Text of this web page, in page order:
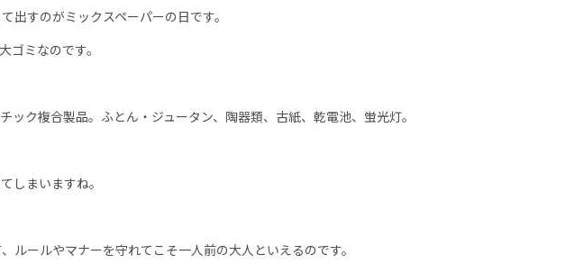
出すのがミックスペーパーの日です。
ゴミなのです。
ク複合製品。ふとん・ジュータン、陶器類、古紙、乾電池、蛍光灯。
しまいますね。
ールやマナーを守れてこそ一人前の大人といえるのです。